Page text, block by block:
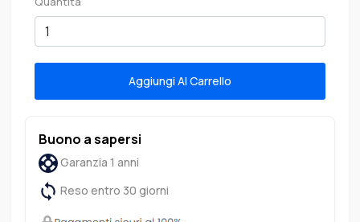
Aggiungi Al Carrello
Buono a sapersi
Garanzia 1 anni
Reso entro 30 giorni